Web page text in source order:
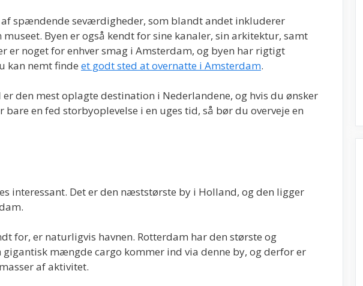
af spændende seværdigheder, som blandt andet inkluderer
museet. Byen er også kendt for sine kanaler, sin arkitektur, samt
er noget for enhver smag i Amsterdam, og byen har rigtigt
kan nemt finde et godt sted at overnatte i Amsterdam.
den mest oplagte destination i Nederlandene, og hvis du ønsker
en fed storbyoplevelse i en uges tid, så bør du overveje en
interessant. Det er den næststørste by i Holland, og den ligger
for, er naturligvis havnen. Rotterdam har den største og
gigantisk mængde cargo kommer ind via denne by, og derfor er
af aktivitet.